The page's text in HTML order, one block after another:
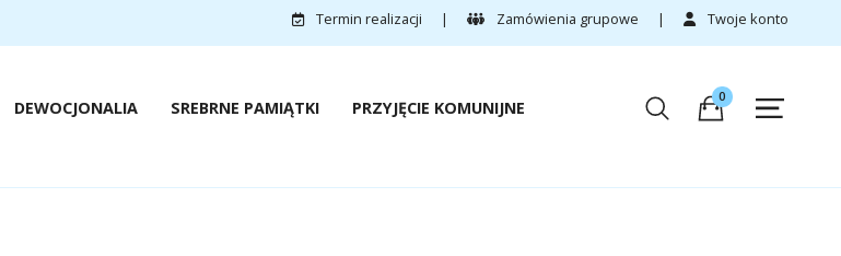
Termin realizacji | Zamówienia grupowe | Twoje konto
DEWOCJONALIA SREBRNE PAMIĄTKI PRZYJĘCIE KOMUNIJNE
0